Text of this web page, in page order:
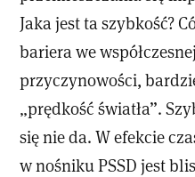
Jaka jest ta szybkość?
bariera we
przyczynowości,
„prędkość światła”.
się nie da. W efekcie
w nośniku PSSD jest